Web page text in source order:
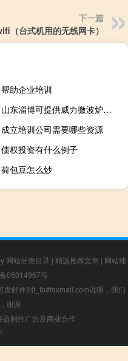
下一篇
（台式机用的无线网卡）
帮助企业培训
山东淄博可提供威力微波炉维修服务地址在哪
成立培训公司需要哪些资源
债权投资有什么例子
荷包豆怎么炒
网站分类目录 | 精选推荐文章 | 网站地
06014967号
发邮件到f_fb#foxmail.com说明，我们
谢谢
利性广告及商业合作